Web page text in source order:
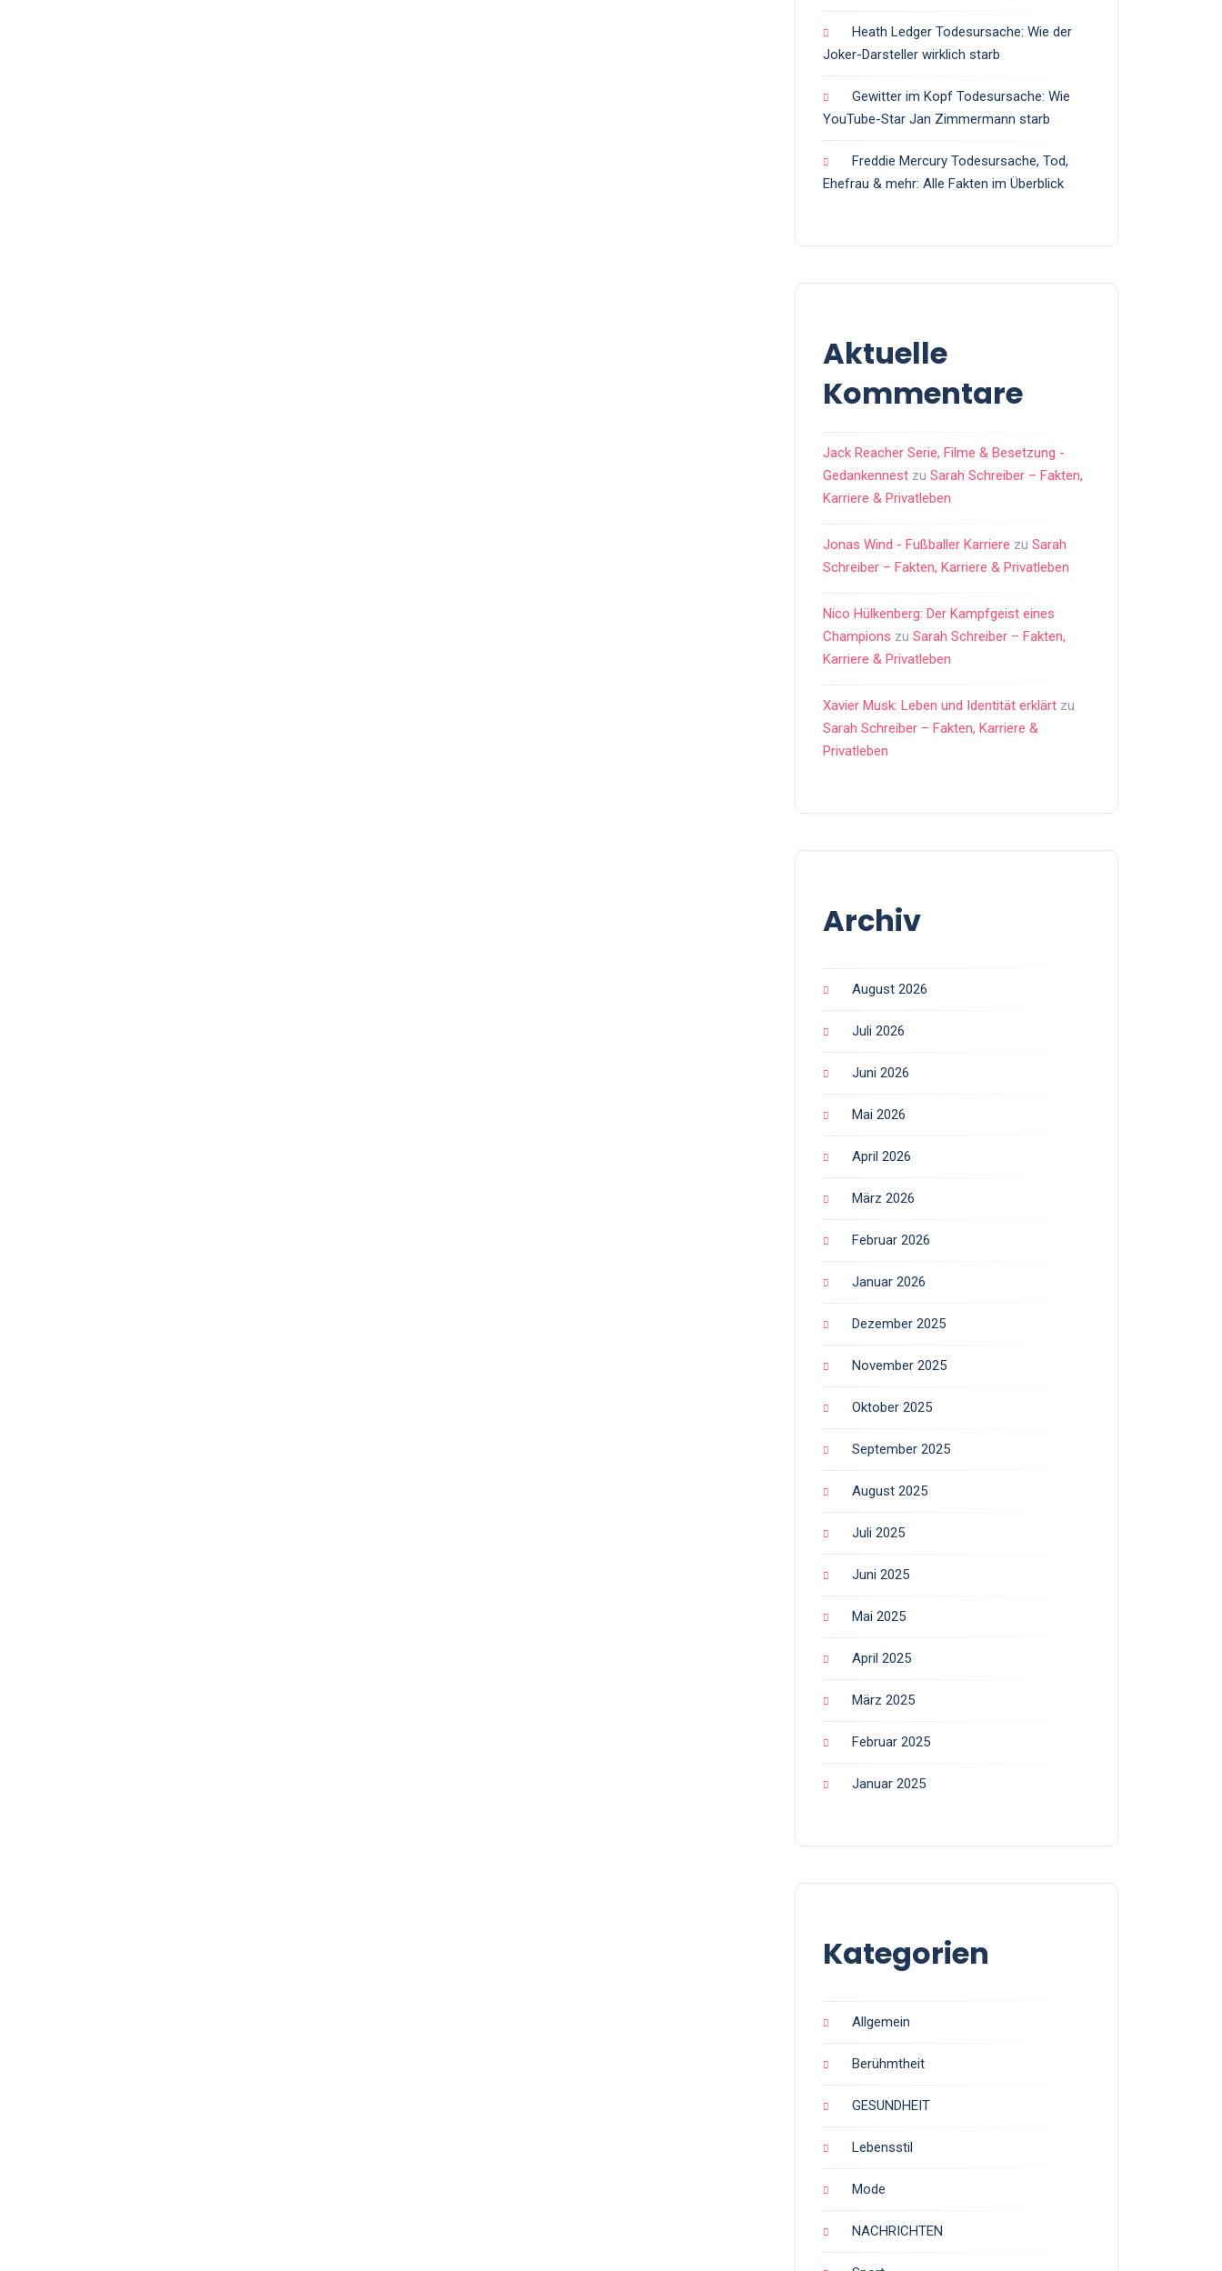
Heath Ledger Todesursache: Wie der
Joker-Darsteller wirklich starb
Gewitter im Kopf Todesursache: Wie
YouTube-Star Jan Zimmermann starb
Freddie Mercury Todesursache, Tod,
Ehefrau & mehr: Alle Fakten im Überblick
Aktuelle
Kommentare
Jack Reacher Serie, Filme & Besetzung -
Gedankennest zu Sarah Schreiber – Fakten,
Karriere & Privatleben
Jonas Wind - Fußballer Karriere zu Sarah
Schreiber – Fakten, Karriere & Privatleben
Nico Hülkenberg: Der Kampfgeist eines
Champions zu Sarah Schreiber – Fakten,
Karriere & Privatleben
Xavier Musk: Leben und Identität erklärt zu
Sarah Schreiber – Fakten, Karriere &
Privatleben
Archiv
August 2026
Juli 2026
Juni 2026
Mai 2026
April 2026
März 2026
Februar 2026
Januar 2026
Dezember 2025
November 2025
Oktober 2025
September 2025
August 2025
Juli 2025
Juni 2025
Mai 2025
April 2025
März 2025
Februar 2025
Januar 2025
Kategorien
Allgemein
Berühmtheit
GESUNDHEIT
Lebensstil
Mode
NACHRICHTEN